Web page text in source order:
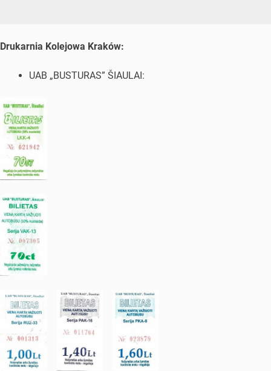
Drukarnia Kolejowa Kraków:
UAB „BUSTURAS” ŠIAULAI: